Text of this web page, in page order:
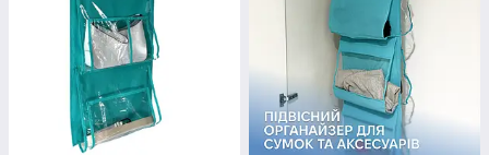
для сумок.
Компанія ORGANIZE пропонує модель власного
виробництва. Ми подбали про те, щоб вам було зручно ним
користуватися. Спеціалізований кофр допоможе поліпшити
організацію зберігання в шафі або гардеробній кімнаті.
Зробить доступ до сумок зручним і збереже їхній вид.